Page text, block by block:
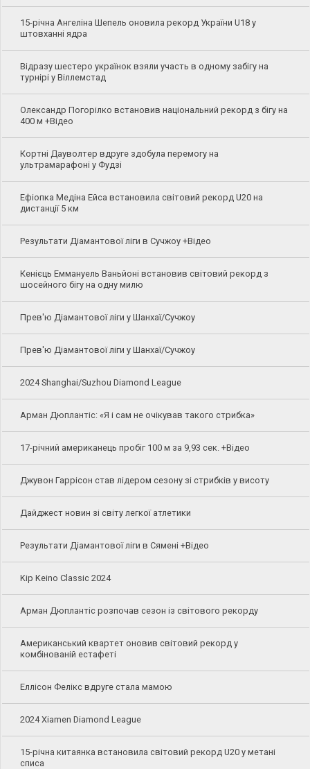
15-річна Ангеліна Шепель оновила рекорд України U18 у
штовханні ядра
Відразу шестеро українок взяли участь в одному забігу на
турнірі у Віллемстад
Олександр Погорілко встановив національний рекорд з бігу на
400 м +Відео
Кортні Дауволтер вдруге здобула перемогу на
ультрамарафоні у Фудзі
Ефіопка Медіна Ейса встановила світовий рекорд U20 на
дистанції 5 км
Результати Діамантової ліги в Сучжоу +Відео
Кенієць Еммануель Ваньйоні встановив світовий рекорд з
шосейного бігу на одну милю
Прев'ю Діамантової ліги у Шанхаї/Сучжоу
Прев'ю Діамантової ліги у Шанхаї/Сучжоу
2024 Shanghai/Suzhou Diamond League
Арман Дюплантіс: «Я і сам не очікував такого стрибка»
17-річний американець пробіг 100 м за 9,93 сек. +Відео
Джувон Гаррісон став лідером сезону зі стрибків у висоту
Дайджест новин зі світу легкої атлетики
Результати Діамантової ліги в Сямені +Відео
Kip Keino Classic 2024
Арман Дюплантіс розпочав сезон із світового рекорду
Американський квартет оновив світовий рекорд у
комбінованій естафеті
Еллісон Фелікс вдруге стала мамою
2024 Xiamen Diamond League
15-річна китаянка встановила світовий рекорд U20 у метані
списа